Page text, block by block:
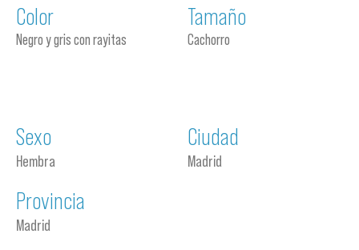
Color
Negro y gris con rayitas
Tamaño
Cachorro
Sexo
Hembra
Ciudad
Madrid
Provincia
Madrid